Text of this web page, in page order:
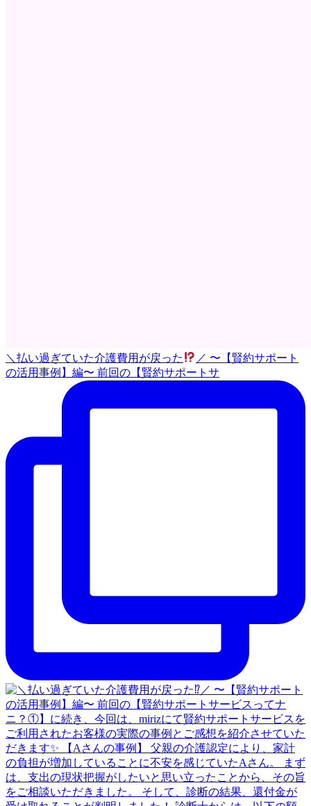
＼払い過ぎていた介護費用が戻った
／ 〜【賢約サポート
の活用事例】編〜 前回の【賢約サポートサ